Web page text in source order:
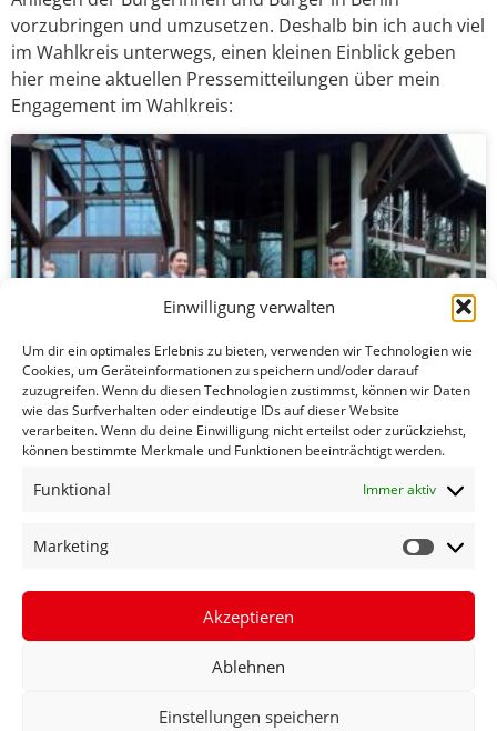
Einwilligung verwalten
Um dir ein optimales Erlebnis zu bieten, verwenden wir Technologien wie
Cookies, um Geräteinformationen zu speichern und/oder darauf
zuzugreifen. Wenn du diesen Technologien zustimmst, können wir Daten
wie das Surfverhalten oder eindeutige IDs auf dieser Website
verarbeiten. Wenn du deine Einwilligung nicht erteilst oder zurückziehst,
können bestimmte Merkmale und Funktionen beeinträchtigt werden.
Funktional Immer aktiv
Marketing
Akzeptieren
Ablehnen
Einstellungen speichern
vorzubringen und umzusetzen. Deshalb bin ich auch viel
im Wahlkreis unterwegs, einen kleinen Einblick geben
hier meine aktuellen Pressemitteilungen über mein
Engagement im Wahlkreis:
FRIESENHEIMER
STERNENBERGHALLE
MEHR ERFAHREN »